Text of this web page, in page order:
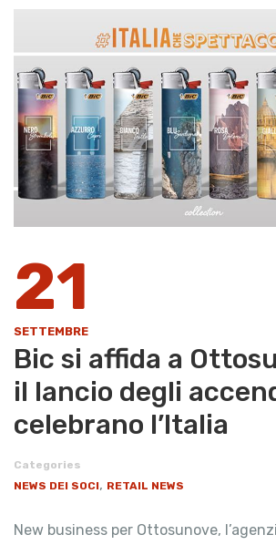
21
SETTEMBRE
Bic si affida a
il lancio degli
celebrano l’Italia
Categories
NEWS DEI SOCI, RETAIL NEWS
New business per Ottosunove,